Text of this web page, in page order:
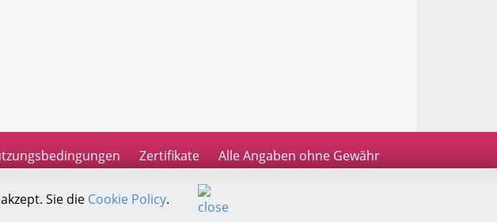
Zertifikate Alle Angaben ohne Gewähr
Sie die Cookie Policy.